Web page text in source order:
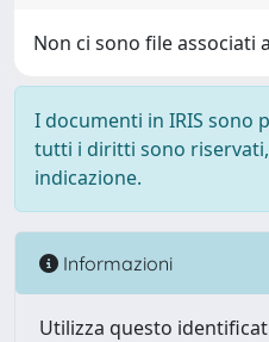
Non ci sono file associati
I documenti in IRIS sono
tutti i diritti sono
indicazione.
Informazioni
Utilizza questo